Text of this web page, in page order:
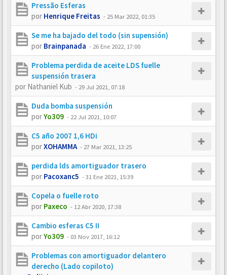
Pressão Esferas
por Henrique Freitas - 25 Mar 2022, 01:35
Se me ha bajado del todo (sin supensión)
por Brainpanada - 26 Ene 2022, 17:00
Problema perdida de aceite LDS fuelle
suspensión trasera
por Nathaniel Kub - 29 Jul 2021, 07:18
Duda bomba suspensión
porYo309 - 22 Jul 2021, 10:07
C5 año 2007 1,6 HDi
porXOHAMMA - 27 Mar 2021, 13:25
perdida lds amortiguador trasero
por Pacoxanc5 -31 Ene 2021, 15:39
Copela o fuelle roto
por Paxeco - 12 Abr 2020, 17:38
Cambio esferas C5 II
porYo309 - 03 Nov 2017, 16:12
Problemas con amortiguador delantero
derecho (Lado copiloto)